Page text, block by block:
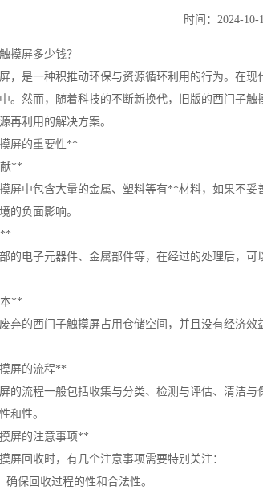
时间：2024-10-
摸屏多少钱？
，是一种积推动环保与资源循环利用的行为。在
。然而，随着科技的不断新换代，旧版的西门子
再利用的解决方案。
屏的重要性**
**
屏中包含大量的金属、塑料等有**材料，如果不
的负面影响。
的电子元器件、金属部件等，在经过的处理后，
**
弃的西门子触摸屏占用仓储空间，并且没有经济效
屏的流程**
的流程一般包括收集与分类、检测与评估、清洁
和性。
屏的注意事项**
屏回收时，有几个注意事项需要特别关注：
确保回收过程的性和合法性。